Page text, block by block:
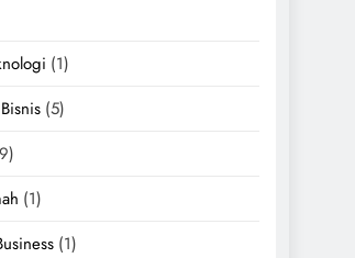
(1)
(5)
(1)
(1)